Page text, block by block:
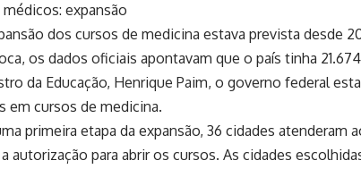
médicos: expansão
dos cursos de medicina estava prevista desde
os dados oficiais apontavam que o país tinha
da Educação, Henrique Paim, o governo federal
em cursos de medicina.
primeira etapa da expansão, 36 cidades
autorização para abrir os cursos. As cidades